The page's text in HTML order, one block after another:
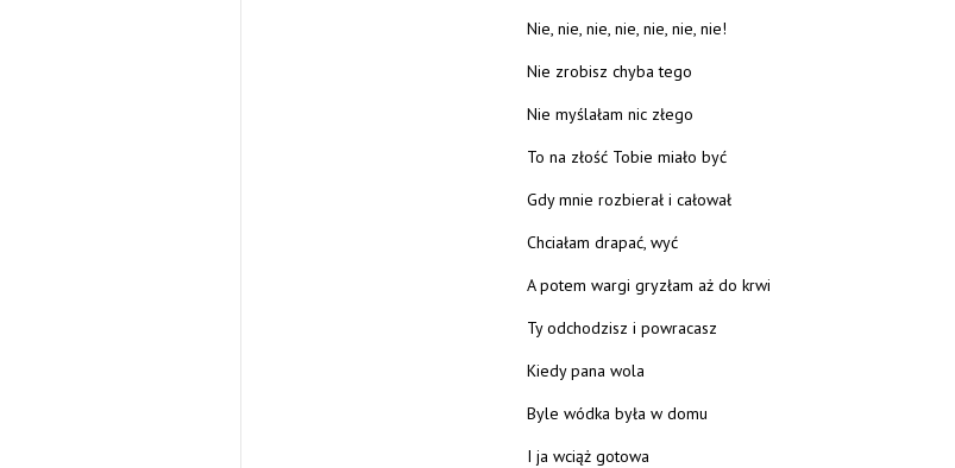
Nie, nie, nie, nie, nie, nie, nie!
Nie zrobisz chyba tego
Nie myślałam nic złego
To na złość Tobie miało być
Gdy mnie rozbierał i całował
Chciałam drapać, wyć
A potem wargi gryzłam aż do krwi
Ty odchodzisz i powracasz
Kiedy pana wola
Byle wódka była w domu
I ja wciąż gotowa